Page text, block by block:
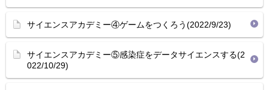
サイエンスアカデミー④ゲームをつくろう(2022/9/23)
サイエンスアカデミー⑤感染症をデータサイエンスする(2
022/10/29)